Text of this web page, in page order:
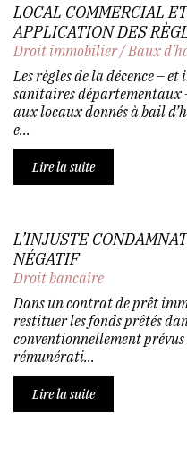
LOCAL COMMERCIAL
APPLICATION DES
Droit immobilier/Baux
Les règles de la décence –
sanitaires départementaux
aux locaux donnés à bail
e...
Lire la suite
L’INJUSTE
NÉGATIF
Droit bancaire
Dans un contrat de prêt
restituer les fonds prêtés
conventionnellement prévus
rémunérati...
Lire la suite